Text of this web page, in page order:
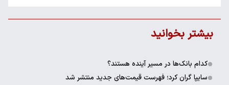
بیشتر بخوانید
کدام بانک‌ها در مسیر آینده هستند؟
سایپا گران کرد؛ فهرست قیمت‌های جدید منتشر شد